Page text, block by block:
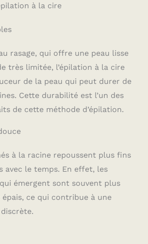
à la cire
rasage, qui offre une peau lisse
très limitée, l’épilation à la cire
de la peau qui peut durer de
Cette durabilité est l’un des
de cette méthode d’épilation.
à la racine repoussent plus fins
avec le temps. En effet, les
émergent sont souvent plus
ce qui contribue à une